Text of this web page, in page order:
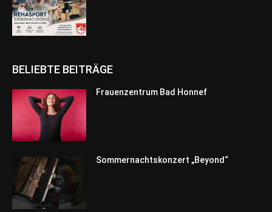
BELIEBTE BEITRÄGE
Frauenzentrum Bad Honnef
Sommernachtskonzert „Beyond“